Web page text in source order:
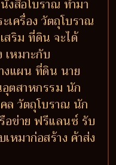
งสือโบราณ ทำมา
เครื่อง วัตถุโบราณ
สริม ที่ดิน จะได้
หมาะกับ
งแผน ที่ดิน นาย
ตสาหกรรม นัก
ล วัตถุโบราณ นัก
อข่าย ฟรีแลนซ์ รับ
หมาก่อสร้าง ค้าส่ง